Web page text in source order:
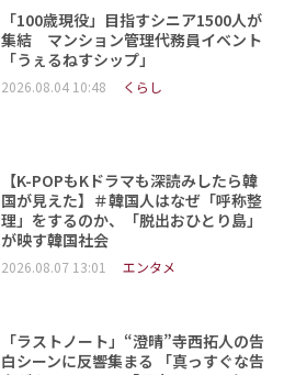
「100歳現役」目指すシニア1500人が
集結 マンション管理代務員イベント
「うぇるねすシップ」
2026.08.04 10:48 くらし
【K-POPもKドラマも深読みしたら韓
国が見えた】＃韓国人はなぜ「呼称整
理」をするのか、「脱出おひとり島」
が映す韓国社会
2026.08.07 13:01 エンタメ
「ラストノート」“澄晴”寺西拓人の告
白シーンに反響集まる 「真っすぐな告